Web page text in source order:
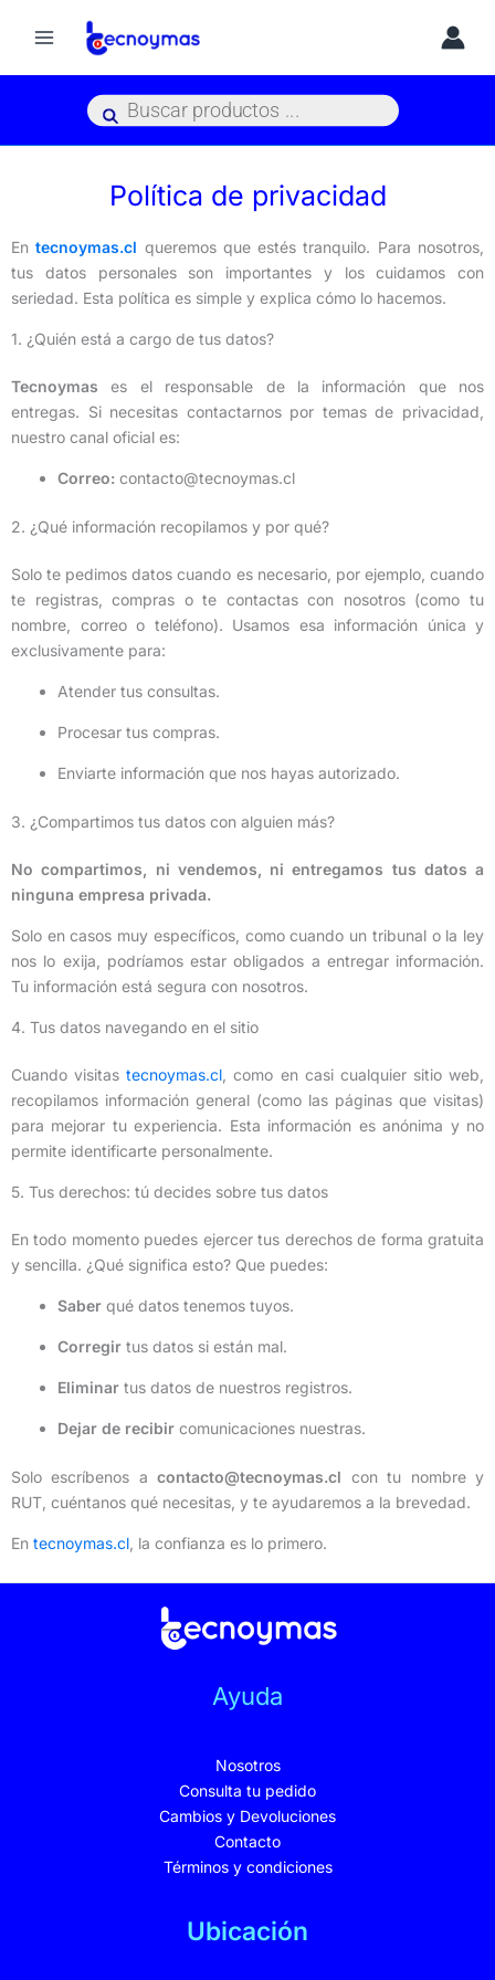
de
productos
Política de privacidad
Entecnoymas.cl queremos que estés tranquilo. Para nosotros,
tus datos personales son importantes y los cuidamos con
seriedad. Esta política es simple y explica cómo lo hacemos.
1. ¿Quién está a cargo de tus datos?
Tecnoymas es el responsable de la información que nos
entregas. Si necesitas contactarnos por temas de privacidad,
nuestro canal oficial es:
Correo: contacto@tecnoymas.cl
2. ¿Qué información recopilamos y por qué?
Solo te pedimos datos cuando es necesario, por ejemplo, cuando
te registras, compras o te contactas con nosotros (como tu
nombre, correo o teléfono). Usamos esa información única y
exclusivamente para:
Atender tus consultas.
Procesar tus compras.
Enviarte información que nos hayas autorizado.
3. ¿Compartimos tus datos con alguien más?
No compartimos, ni vendemos, ni entregamos tus datos a
ninguna empresa privada.
Solo en casos muy específicos, como cuando un tribunal o la ley
nos lo exija, podríamos estar obligados a entregar información.
Tu información está segura con nosotros.
4. Tus datos navegando en el sitio
Cuando visitastecnoymas.cl, como en casi cualquier sitio web,
recopilamos información general (como las páginas que visitas)
para mejorar tu experiencia. Esta información es anónima y no
permite identificarte personalmente.
5. Tus derechos: tú decides sobre tus datos
En todo momento puedes ejercer tus derechos de forma gratuita
y sencilla. ¿Qué significa esto? Que puedes:
Saber qué datos tenemos tuyos.
Corregir tus datos si están mal.
Eliminar tus datos de nuestros registros.
Dejar de recibir comunicaciones nuestras.
Solo escríbenos acontacto@tecnoymas.cl con tu nombre y
RUT, cuéntanos qué necesitas, y te ayudaremos a la brevedad.
En tecnoymas.cl, la confianza es lo primero.
Ayuda
Nosotros
Consulta tu pedido
Cambios y Devoluciones
Contacto
Términos y condiciones
Ubicación